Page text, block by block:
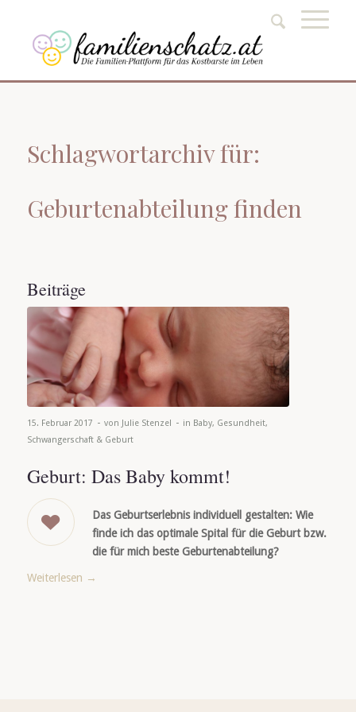
Schlagwortarchiv für:
Geburtenabteilung finden
Beiträge
15. Februar 2017 - von Julie Stenzel - in Baby, Gesundheit,
Schwangerschaft & Geburt
Geburt: Das Baby kommt!
Das Geburtserlebnis individuell gestalten: Wie
finde ich das optimale Spital für die Geburt bzw.
die für mich beste Geburtenabteilung?
Weiterlesen →